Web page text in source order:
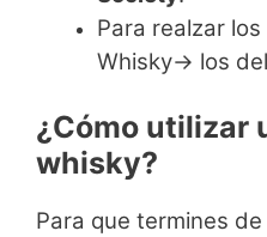
Para realzar
Whisky→ los
¿Cómo utilizar
whisky?
Para que termines